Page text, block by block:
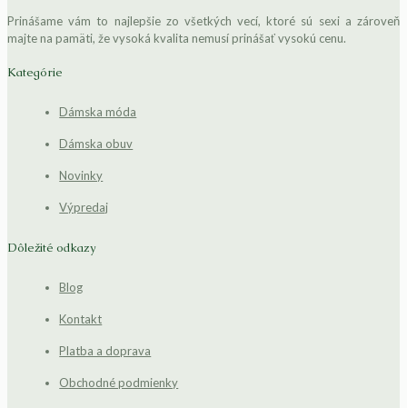
Prinášame vám to najlepšie zo všetkých vecí, ktoré sú sexi a zároveň
majte na pamäti, že vysoká kvalita nemusí prinášať vysokú cenu.
Kategórie
Dámska móda
Dámska obuv
Novinky
Výpredaj
Dôležité odkazy
Blog
Kontakt
Platba a doprava
Obchodné podmienky